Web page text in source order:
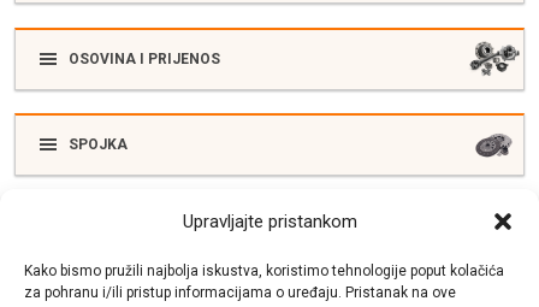
Upravljajte pristankom
Kako bismo pružili najbolja iskustva, koristimo tehnologije poput kolačića
za pohranu i/ili pristup informacijama o uređaju. Pristanak na ove
OSOVINA I PRIJENOS
SPOJKA